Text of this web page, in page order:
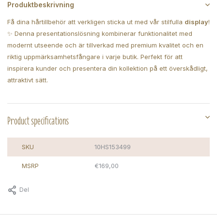
Produktbeskrivning
Få dina hårtillbehör att verkligen sticka ut med vår stilfulla display!
✨ Denna presentationslösning kombinerar funktionalitet med
modernt utseende och är tillverkad med premium kvalitet och en
riktig uppmärksamhetsfångare i varje butik. Perfekt för att
inspirera kunder och presentera din kollektion på ett överskådligt,
attraktivt sätt.
Product specifications
SKU 10HS153499
MSRP €169,00
Del